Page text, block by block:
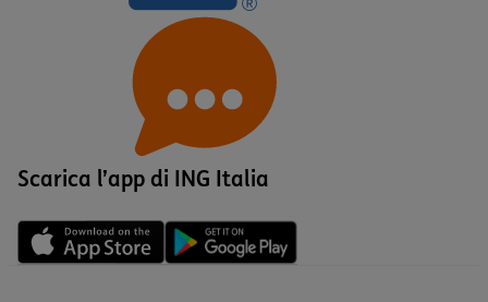
Scarica l’app di ING Italia